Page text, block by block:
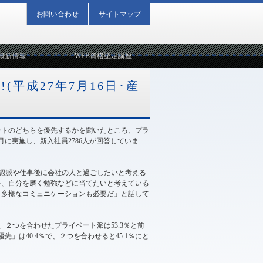
新情報
平成27年7月16日･産
のどちらを優先するかを聞いたところ、プラ
実施し、新入社員2786人が回答していま
派や仕事後に会社の人と過ごしたいと考える
自分を磨く勉強などに当てたいと考えている
様なコミュニケーションも必要だ」と話して
２つを合わせたプライベート派は53.3％と前
」は40.4％で、２つを合わせると45.1％にと
WEB資格認定講座
お問い合わせ サイトマップ